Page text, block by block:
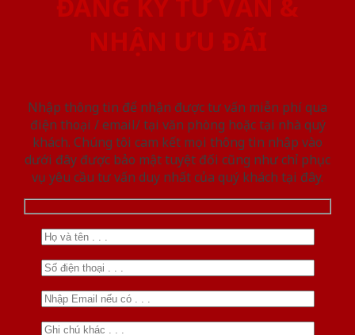
NHẬN ƯU ĐÃI
Nhập thông tin để nhận được tư vấn miễn phí qua
điện thoại / email/ tại văn phòng hoặc tại nhà quý
khách. Chúng tôi cam kết mọi thông tin nhập vào
dưới đây được bảo mật tuyệt đối cũng như chỉ phục
vụ yêu cầu tư vấn duy nhất của quý khách tại đây.